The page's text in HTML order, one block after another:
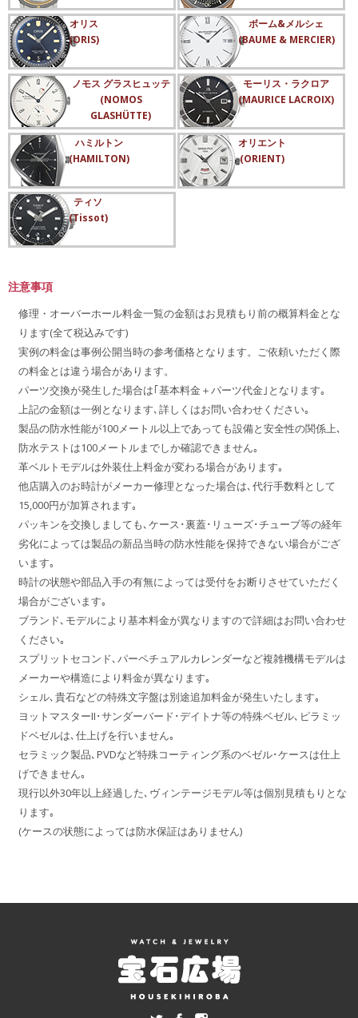
オリス
(ORIS)
ボーム&メルシェ
(BAUME & MERCIER)
ノモス グラスヒュッテ
(NOMOS
GLASHÜTTE)
モーリス・ラクロア
(MAURICE LACROIX)
ハミルトン
(HAMILTON)
オリエント
(ORIENT)
ティソ
(Tissot)
注意事項
修理・オーバーホール料金一覧の金額はお見積もり前の概算料金とな
ります(全て税込みです)
実例の料金は事例公開当時の参考価格となります。ご依頼いただく際
の料金とは違う場合があります。
パーツ交換が発生した場合は｢基本料金＋パーツ代金｣となります｡
上記の金額は一例となります､詳しくはお問い合わせください｡
製品の防水性能が100メートル以上であっても設備と安全性の関係上､
防水テストは100メートルまでしか確認できません｡
革ベルトモデルは外装仕上料金が変わる場合があります｡
他店購入のお時計がメーカー修理となった場合は､代行手数料として
15,000円が加算されます｡
パッキンを交換しましても､ケース･裏蓋･リューズ･チューブ等の経年
劣化によっては製品の新品当時の防水性能を保持できない場合がござ
います｡
時計の状態や部品入手の有無によっては受付をお断りさせていただく
場合がございます｡
ブランド､モデルにより基本料金が異なりますので詳細はお問い合わせ
ください｡
スプリットセコンド､パーペチュアルカレンダーなど複雑機構モデルは
メーカーや構造により料金が異なります｡
シェル､貴石などの特殊文字盤は別途追加料金が発生いたします｡
ヨットマスターII･サンダーバード･デイトナ等の特殊ベゼル､ピラミッ
ドベゼルは､仕上げを行いません｡
セラミック製品､PVDなど特殊コーティング系のベゼル･ケースは仕上
げできません｡
現行以外30年以上経過した､ヴィンテージモデル等は個別見積もりとな
ります｡
(ケースの状態によっては防水保証はありません)